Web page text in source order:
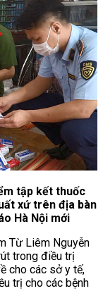
tập kết thuốc
xứ trên địa bàn
Hà Nội mới
Từ Liêm Nguyễn
trong điều trị
cho các sở y tế,
trị cho các bệnh